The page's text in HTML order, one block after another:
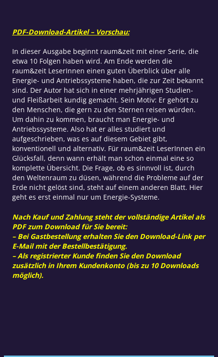
PDF-Download-Artikel – Vorschau:
In dieser Ausgabe beginnt raum&zeit mit einer Serie, die
etwa 10 Folgen haben wird. Am Ende werden die
raum&zeit LeserInnen einen guten Überblick über alle
Energie- und Antriebssysteme haben, die zur Zeit bekannt
sind. Der Autor hat sich in einer mehrjährigen Studien-
und Fleißarbeit kundig gemacht. Sein Motiv: Er gehört zu
den Menschen, die gern zu den Sternen reisen würden.
Um dahin zu kommen, braucht man Energie- und
Antriebssysteme. Also hat er alles studiert und
aufgeschrieben, was es auf diesem Gebiet gibt,
konventionell und alternativ. Für raum&zeit LeserInnen ein
Glücksfall, denn wann erhält man schon einmal eine so
komplette Übersicht. Die Frage, ob es sinnvoll ist, durch
den Weltenraum zu düsen, während die Probleme auf der
Erde nicht gelöst sind, steht auf einem anderen Blatt. Hier
geht es erst einmal nur um Energie-Systeme.
Nach Kauf und Zahlung steht der vollständige Artikel als
PDF zum Download für Sie bereit:
– Bei Gastbestellung erhalten Sie den Download-Link per
E-Mail mit der Bestellbestätigung.
– Als registrierter Kunde finden Sie den Download
zusätzlich in Ihrem Kundenkonto (bis zu 10 Downloads
möglich).